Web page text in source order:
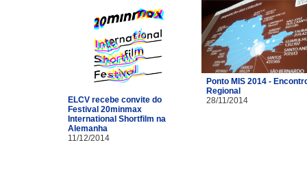
ELCV recebe convite do
Festival 20minmax
International Shortfilm na
Alemanha
11/12/2014
Ponto MIS 2014 -
Regional
28/11/2014